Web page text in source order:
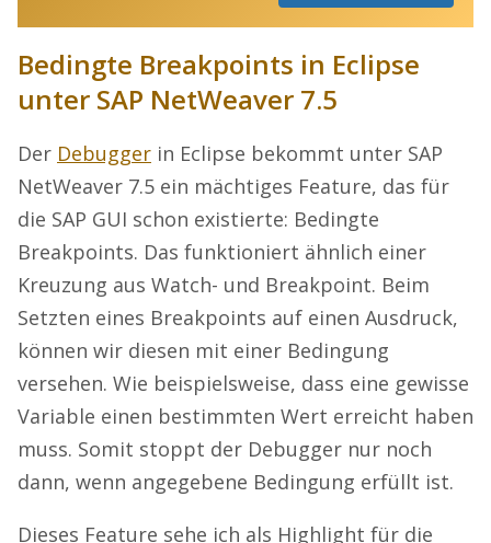
Bedingte Breakpoints in Eclipse
unter SAP NetWeaver 7.5
Der Debugger in Eclipse bekommt unter SAP
NetWeaver 7.5 ein mächtiges Feature, das für
die SAP GUI schon existierte: Bedingte
Breakpoints. Das funktioniert ähnlich einer
Kreuzung aus Watch- und Breakpoint. Beim
Setzten eines Breakpoints auf einen Ausdruck,
können wir diesen mit einer Bedingung
versehen. Wie beispielsweise, dass eine gewisse
Variable einen bestimmten Wert erreicht haben
muss. Somit stoppt der Debugger nur noch
dann, wenn angegebene Bedingung erfüllt ist.
Dieses Feature sehe ich als Highlight für die